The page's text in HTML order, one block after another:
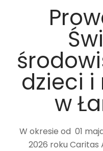
dzieci i
w
W okresie od 01
2026 roku Caritas